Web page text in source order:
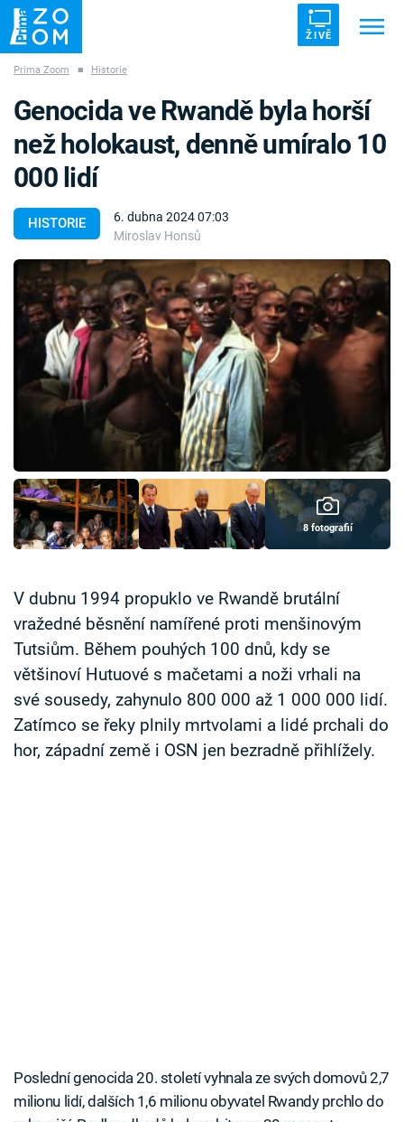
ŽIVĚ
ZÁHADY VETŘELCI DÁVNOVĚKU
Témata
Témata
Pořady
TV Program
Sledujte prima+
Přihlášení
Sledujte nás
Prima Zoom ■ Historie
HISTORIE
6. dubna 2024 07:03
Miroslav Honsů
Genocida ve Rwandě byla horší
než holokaust, denně umíralo 10
000 lidí
8 fotografií
V dubnu 1994 propuklo ve Rwandě brutální
vražedné běsnění namířené proti menšinovým
Tutsiům. Během pouhých 100 dnů, kdy se
většinoví Hutuové s mačetami a noži vrhali na
své sousedy, zahynulo 800 000 až 1 000 000 lidí.
Zatímco se řeky plnily mrtvolami a lidé prchali do
hor, západní země i OSN jen bezradně přihlížely.
Poslední genocida 20. století vyhnala ze svých domovů 2,7
milionu lidí, dalších 1,6 milionu obyvatel Rwandy prchlo do